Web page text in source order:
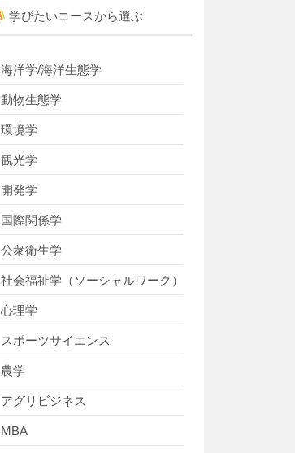
学びたいコースから選ぶ
海洋学/海洋生態学
動物生態学
環境学
観光学
開発学
国際関係学
公衆衛生学
社会福祉学（ソーシャルワーク）
心理学
スポーツサイエンス
農学
アグリビジネス
MBA